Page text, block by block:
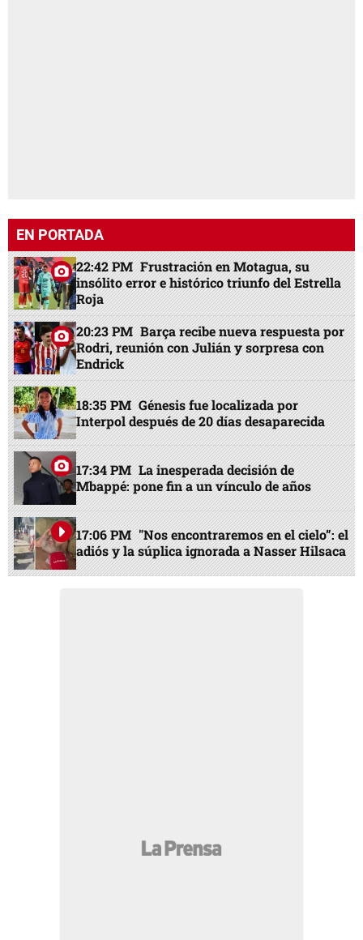
EN PORTADA
22:42 PM Frustración en Motagua, su
insólito error e histórico triunfo del Estrella
Roja
20:23 PM Barça recibe nueva respuesta por
Rodri, reunión con Julián y sorpresa con
Endrick
18:35 PM Génesis fue localizada por
Interpol después de 20 días desaparecida
17:34 PM La inesperada decisión de
Mbappé: pone fin a un vínculo de años
17:06 PM "Nos encontraremos en el cielo”: el
adiós y la súplica ignorada a Nasser Hilsaca